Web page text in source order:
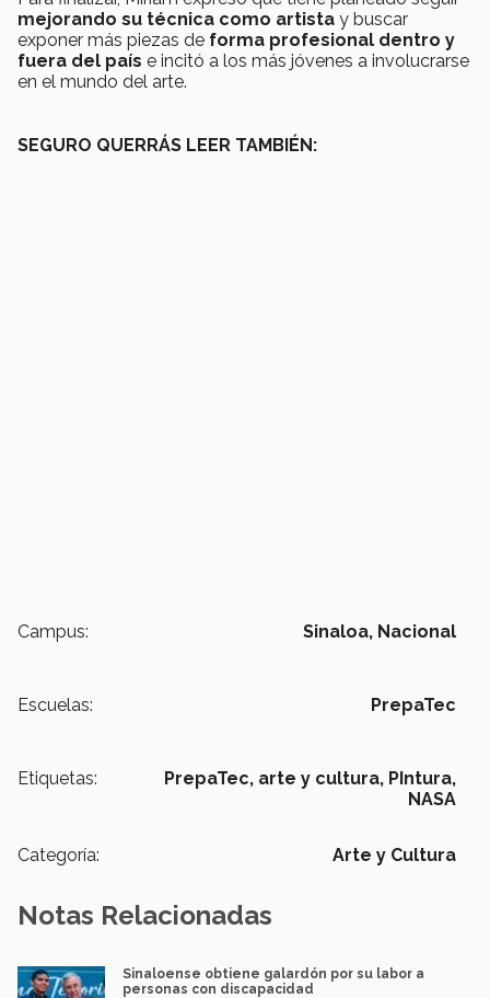
mejorando su técnica como artista y buscar
exponer más piezas de forma profesional dentro y
fuera del país e incitó a los más jóvenes a involucrarse
en el mundo del arte.
SEGURO QUERRÁS LEER TAMBIÉN:
Campus: Sinaloa, Nacional
Escuelas: PrepaTec
Etiquetas: PrepaTec, arte y cultura, PIntura,
NASA
Categoría: Arte y Cultura
Notas Relacionadas
Sinaloense obtiene galardón por su labor a
personas con discapacidad